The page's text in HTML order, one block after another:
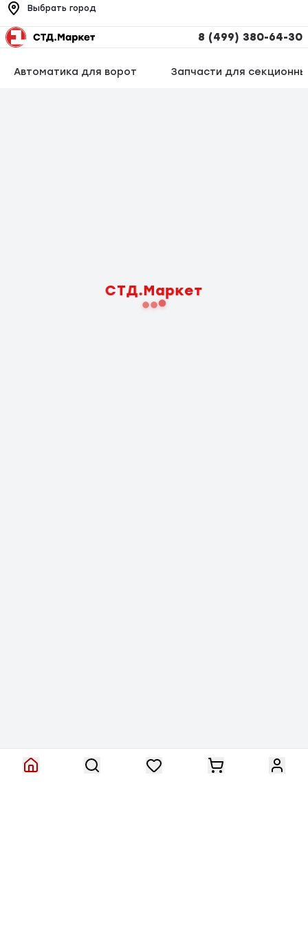
Выбрать город
8 (499) 380-64-30
Автоматика для ворот Запчасти для
СТД.Маркет